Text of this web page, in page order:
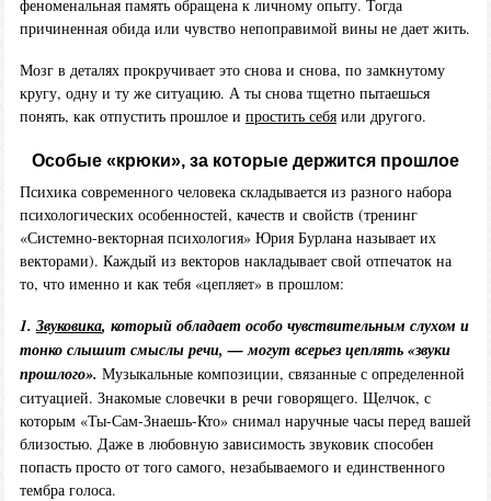
феноменальная память обращена к личному опыту. Тогда
причиненная обида или чувство непоправимой вины не дает жить.
Мозг в деталях прокручивает это снова и снова, по замкнутому
кругу, одну и ту же ситуацию. А ты снова тщетно пытаешься
понять, как отпустить прошлое и простить себяили другого.
Особые «крюки», за которые держится прошлое
Психика современного человека складывается из разного набора
психологических особенностей, качеств и свойств (тренинг
«Системно-векторная психология» Юрия Бурлана называет их
векторами). Каждый из векторов накладывает свой отпечаток на
то, что именно и как тебя «цепляет» в прошлом:
1. Звуковика, который обладает особо чувствительным слухом и
тонко слышит смыслы речи, — могут всерьез цеплять «звуки
прошлого». Музыкальные композиции, связанные с определенной
ситуацией. Знакомые словечки в речи говорящего. Щелчок, с
которым «Ты-Сам-Знаешь-Кто» снимал наручные часы перед вашей
близостью. Даже в любовную зависимость звуковик способен
попасть просто от того самого, незабываемого и единственного
тембра голоса.